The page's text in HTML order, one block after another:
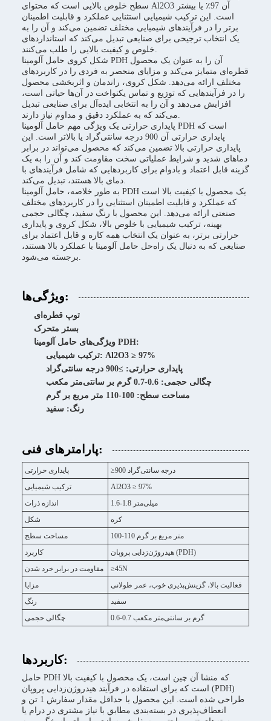
سطح خلوص بالایی است که محتوای Al2O3 آن 97٪ یا بیشتر
است. این ترکیب شیمیایی استثنایی عملکرد و قابلیت اطمینان
برتر را در فرآیندهای شیمیایی مختلف تضمین می‌کند و آن را به
یک انتخاب ترجیحی برای صنایعی تبدیل می‌کند که استانداردهای
خلوص و کیفیت بالایی را طلب می‌کنند.
شکل کروی حامل آلومینا PDH آن را به عنوان یک محصول
قطره‌ای متمایز می‌کند و مزایای منحصر به فردی را در کاربردهای
مختلف ارائه می‌دهد. شکل کروی، راندمان و اثربخشی محصول
را در فرآیندهایی که توزیع و تماس یکنواخت در آن‌ها حیاتی است،
افزایش می‌دهد و آن را به انتخابی ایده‌آل برای صنایعی تبدیل
می‌کند که به عملکرد دقیق و مداوم نیاز دارند.
پایداری حرارتی یک ویژگی مهم حامل آلومینا PDH است که
پایداری حرارتی آن 900 درجه سانتی‌گراد یا بالاتر است. این
پایداری حرارتی بالا تضمین می‌کند که محصول می‌تواند در برابر
دماهای شدید و شرایط عملیاتی سخت مقاومت کند و آن را به یک
گزینه قابل اعتماد و بادوام برای کاربردهایی که شامل فرآیندهای با
دمای بالا هستند، تبدیل می‌کند.
به طور خلاصه، حامل آلومینا PDH یک محصول با کیفیت بالا است
که عملکرد و قابلیت اطمینان استثنایی را در کاربردهای مختلف
صنعتی ارائه می‌دهد. این محصول با رنگ سفید، چگالی حجمی
بهینه، ترکیب شیمیایی با خلوص بالا، شکل کروی و پایداری
حرارتی برتر، به عنوان یک انتخاب همه کاره و قابل اعتماد برای
صنایعی که به دنبال یک راه‌حل حامل آلومینا با عملکرد بالا هستند،
برجسته می‌شود.
ویژگی‌ها:
توپ قطره‌ای
بستر متحرک
ویژگی‌های حامل آلومینا PDH:
ترکیب شیمیایی: Al2O3 ≥ 97%
پایداری حرارتی: ≥900 درجه سانتی‌گراد
چگالی حجمی: 0.6-0.7 گرم بر سانتی‌متر مکعب
مساحت سطح: 100-110 متر مربع بر گرم
رنگ: سفید
پارامترهای فنی:
پایداری حرارتی
≥900 درجه سانتی‌گراد
ترکیب شیمیایی
Al2O3 ≥ 97%
اندازه ذرات
1.6-1.8 میلی‌متر
شکل
کره
مساحت سطح
100-110 متر مربع بر گرم
کاربرد
هیدروژن‌زدایی پروپان (PDH)
مقاومت در برابر خرد شدن
≥45N
مزایا
فعالیت بالا، گزینش‌پذیری خوب، عمر طولانی
رنگ
سفید
چگالی حجمی
0.6-0.7 گرم بر سانتی‌متر مکعب
کاربردها:
حامل PDH که منشا آن چین است، یک محصول با کیفیت بالا
است که برای استفاده در فرآیند هیدروژن‌زدایی پروپان (PDH)
طراحی شده است. این محصول با حداقل مقدار سفارش 1 تن و
انعطاف‌پذیری در بسته‌بندی مطابق با نیاز مشتری در درام یا